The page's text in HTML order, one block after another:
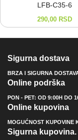
LFB-⁠C35-⁠6
290,00 RSD
Sigurna dostava
BRZA I SIGURNA
Online podrška
PON - PET: OD 9:00H DO
Online kupovina
MOGUĆNOST KUPOVINE
Sigurna kupovina.